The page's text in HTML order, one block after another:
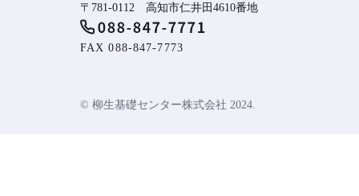
〒781-0112 高知市仁井田4610番地
FAX 088-847-7773
© 柳生基礎センター株式会社 2024.